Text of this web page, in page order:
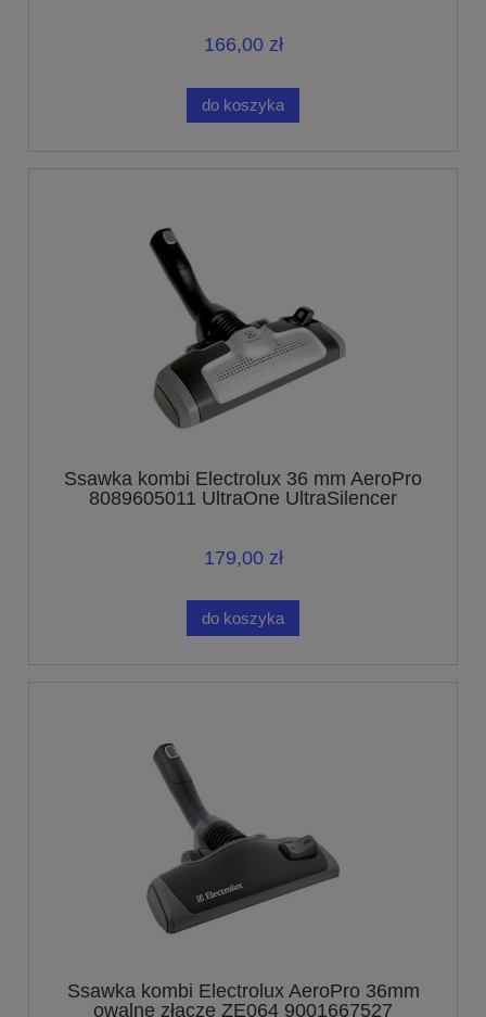
166,00 zł
do koszyka
Ssawka kombi Electrolux 36 mm AeroPro
8089605011 UltraOne UltraSilencer
179,00 zł
do koszyka
Ssawka kombi Electrolux AeroPro 36mm
owalne złącze ZE064 9001667527